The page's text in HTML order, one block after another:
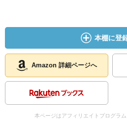
本棚に登
Amazon 詳細ページへ
本ページはアフィリエイトプログラ